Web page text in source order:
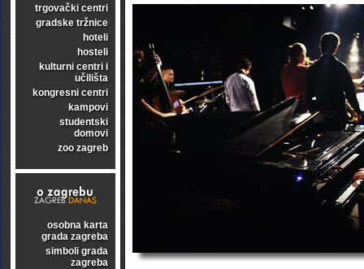
trgovački centri
gradske tržnice
hoteli
hosteli
kulturni centri i
učilišta
kongresni centri
kampovi
studentski
domovi
zoo zagreb
osobna karta
grada zagreba
simboli grada
zagreba